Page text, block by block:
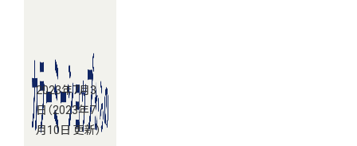
2023年7月3
日 （2023年7
月10日 更新）